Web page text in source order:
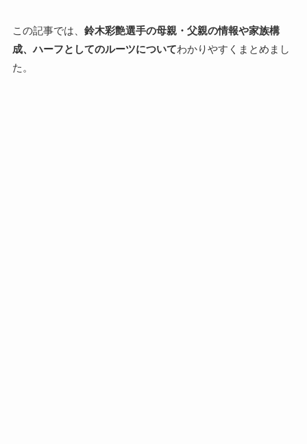
この記事では、 鈴木彩艶選手の母親・父親の情報や家族構
成、ハーフとしてのルーツについてわかりやすくまとめまし
た。